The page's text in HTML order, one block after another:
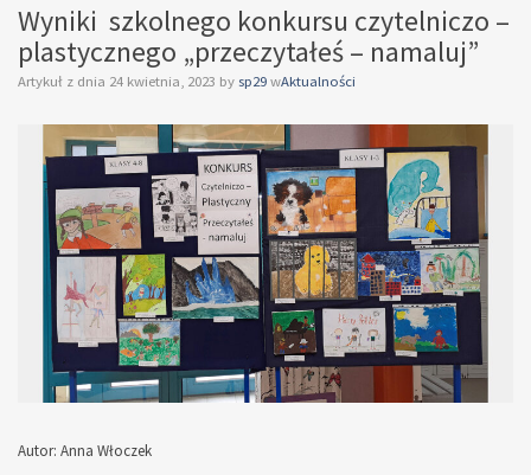
Wyniki szkolnego konkursu czytelniczo –
plastycznego „przeczytałeś – namaluj”
Artykuł z dnia 24 kwietnia, 2023 by sp29 wAktualności
Autor: Anna Włoczek